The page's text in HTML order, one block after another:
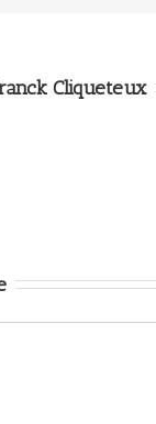
Cliqueteux